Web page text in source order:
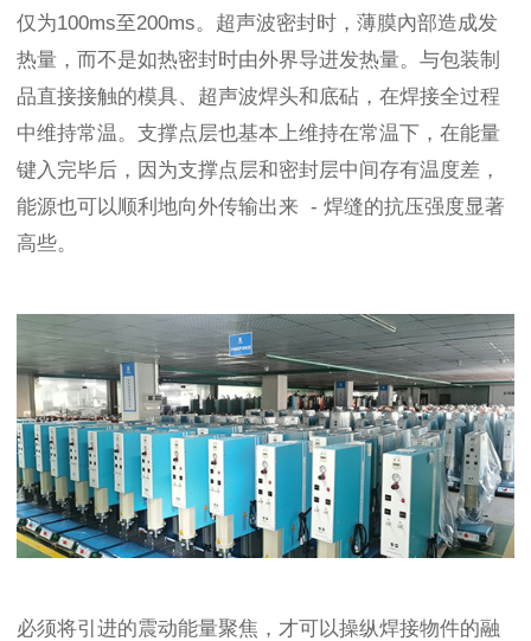
仅为100ms至200ms。超声波密封时，薄膜內部造成发
热量，而不是如热密封时由外界导进发热量。与包装制
品直接接触的模具、超声波焊头和底砧，在焊接全过程
中维持常温。支撑点层也基本上维持在常温下，在能量
键入完毕后，因为支撑点层和密封层中间存有温度差，
能源也可以顺利地向外传输出来 - 焊缝的抗压强度显著
高些。
必须将引进的震动能量聚焦，才可以操纵焊接物件的融